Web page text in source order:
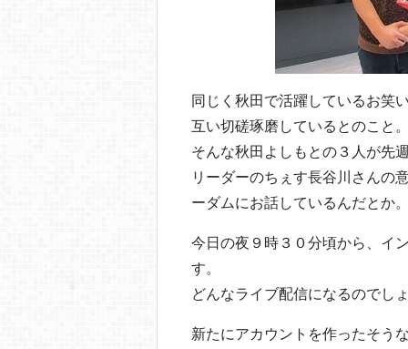
同じく秋田で活躍しているお笑
互い切磋琢磨しているとのこと。
そんな秋田よしもとの３人が先
リーダーのちぇす長谷川さんの
ーダムにお話しているんだとか。
今日の夜９時３０分頃から、イ
す。
どんなライブ配信になるのでし
新たにアカウントを作ったそう